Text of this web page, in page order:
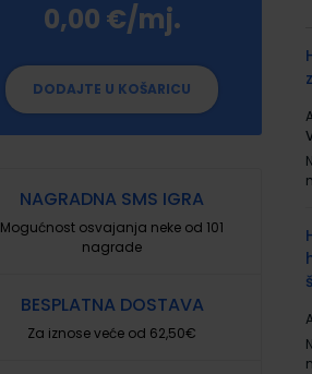
0,00 €/mj.
DODAJTE U KOŠARICU
NAGRADNA SMS IGRA
Mogućnost osvajanja neke od 101
nagrade
BESPLATNA DOSTAVA
Za iznose veće od 62,50€